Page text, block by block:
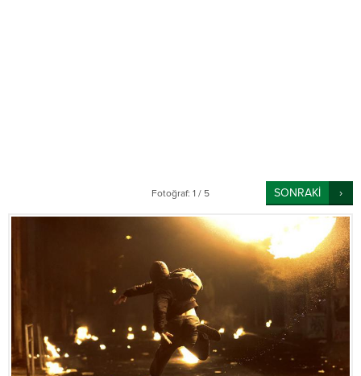
Fotoğraf: 1 / 5 SONRAKİ